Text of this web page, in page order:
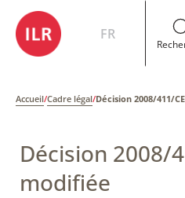
FR
Accueil/Cadre légal/Décision 2008/411/
Décision 2008/
modifiée